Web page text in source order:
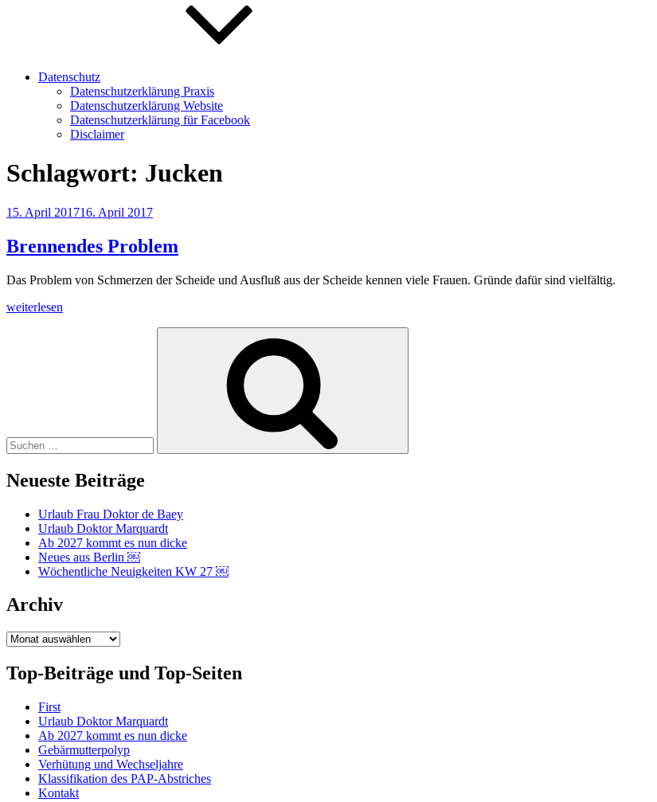
Datenschutz
Datenschutzerklärung Praxis
Datenschutzerklärung Website
Datenschutzerklärung für Facebook
Disclaimer
Schlagwort: Jucken
Veröffentlicht
15. April 201716. April 2017
Brennendes Problem
Das Problem von Schmerzen der Scheide und Ausfluß aus der Scheide kennen viele Frauen. Gründe dafür sind vielfältig.
„Brennendes
weiterlesen
Neueste Beiträge
Urlaub Frau Doktor de Baey
Urlaub Doktor Marquardt
Ab 2027 kommt es nun dicke
Neues aus Berlin ￼
Wöchentliche Neuigkeiten KW 27 ￼
Archiv
Archiv
Top-Beiträge und Top-Seiten
First
Urlaub Doktor Marquardt
Ab 2027 kommt es nun dicke
Gebärmutterpolyp
Verhütung und Wechseljahre
Klassifikation des PAP-Abstriches
Kontakt